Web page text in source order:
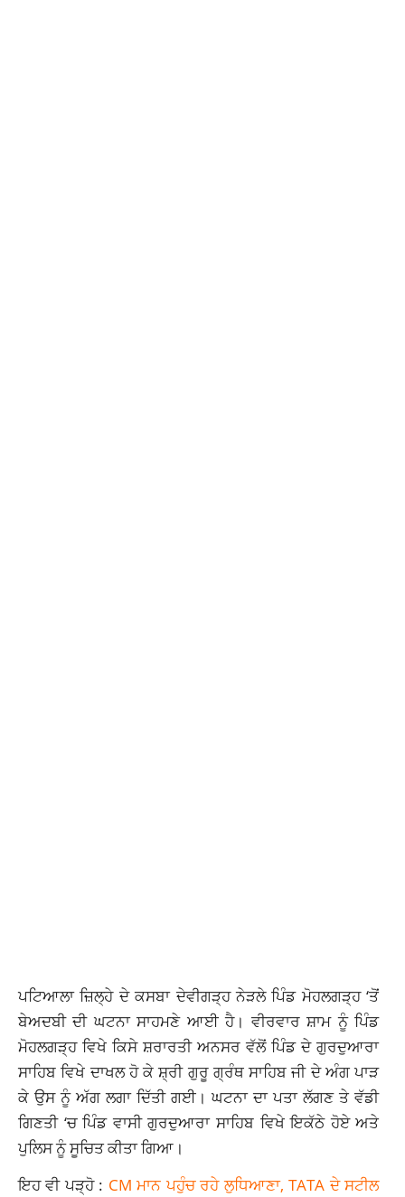
ਪਟਿਆਲਾ ਜ਼ਿਲ੍ਹੇ ਦੇ ਕਸਬਾ ਦੇਵੀਗੜ੍ਹ ਨੇੜਲੇ ਪਿੰਡ ਮੋਹਲਗੜ੍ਹ ‘ਤੋਂ
ਬੇਅਦਬੀ ਦੀ ਘਟਨਾ ਸਾਹਮਣੇ ਆਈ ਹੈ। ਵੀਰਵਾਰ ਸ਼ਾਮ ਨੂੰ ਪਿੰਡ
ਮੋਹਲਗੜ੍ਹ ਵਿਖੇ ਕਿਸੇ ਸ਼ਰਾਰਤੀ ਅਨਸਰ ਵੱਲੋਂ ਪਿੰਡ ਦੇ ਗੁਰਦੁਆਰਾ
ਸਾਹਿਬ ਵਿਖੇ ਦਾਖਲ ਹੋ ਕੇ ਸ਼੍ਰੀ ਗੁਰੂ ਗ੍ਰੰਥ ਸਾਹਿਬ ਜੀ ਦੇ ਅੰਗ ਪਾੜ
ਕੇ ਉਸ ਨੂੰ ਅੱਗ ਲਗਾ ਦਿੱਤੀ ਗਈ। ਘਟਨਾ ਦਾ ਪਤਾ ਲੱਗਣ ਤੇ ਵੱਡੀ
ਗਿਣਤੀ ‘ਚ ਪਿੰਡ ਵਾਸੀ ਗੁਰਦੁਆਰਾ ਸਾਹਿਬ ਵਿਖੇ ਇਕੱਠੇ ਹੋਏ ਅਤੇ
ਪੁਲਿਸ ਨੂੰ ਸੂਚਿਤ ਕੀਤਾ ਗਿਆ।
ਇਹ ਵੀ ਪੜ੍ਹੋ : CM ਮਾਨ ਪਹੁੰਚ ਰਹੇ ਲੁਧਿਆਣਾ, TATA ਦੇ ਸਟੀਲ